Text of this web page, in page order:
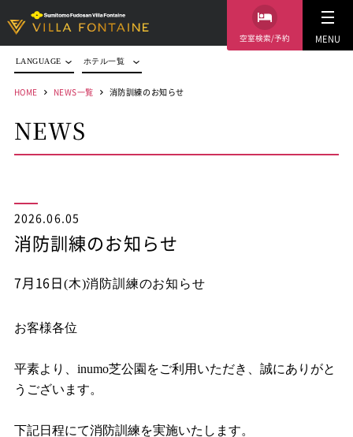
空室検索/予約 MENU
LANGUAGE ホテル一覧
HOME NEWS一覧 消防訓練のお知らせ
NEWS
2026.06.05
消防訓練のお知らせ
7月16日(木)消防訓練のお知らせ
お客様各位
平素より、 inumo芝公園をご利用いただき、誠にありがと
うございます。
下記日程にて消防訓練を実施いたします。